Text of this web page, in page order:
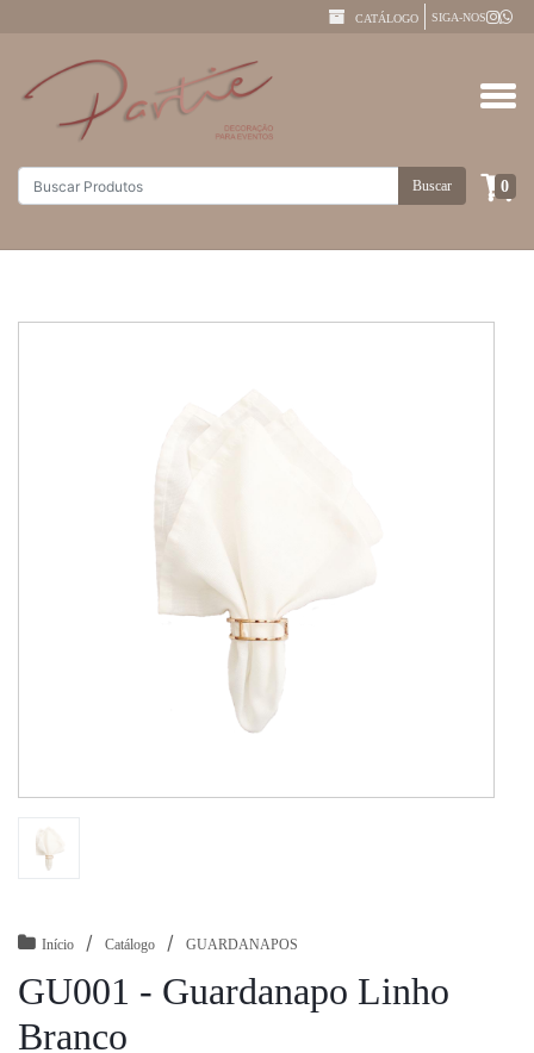
CATÁLOGO SIGA-NOS
Buscar 0
Início / Catálogo / GUARDANAPOS
GU001 - Guardanapo Linho
Branco